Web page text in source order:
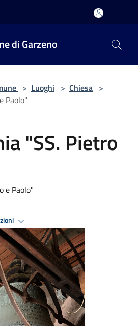
di Garzeno
> Luoghi > Chiesa >
Paolo"
"SS. Pietro
e Paolo"